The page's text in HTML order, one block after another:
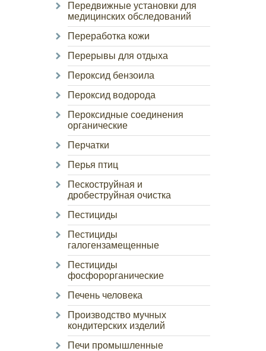
Передвижные установки для
медицинских обследований
Переработка кожи
Перерывы для отдыха
Пероксид бензоила
Пероксид водорода
Пероксидные соединения
органические
Перчатки
Перья птиц
Пескоструйная и
дробеструйная очистка
Пестициды
Пестициды
галогензамещенные
Пестициды
фосфорорганические
Печень человека
Производство мучных
кондитерских изделий
Печи промышленные